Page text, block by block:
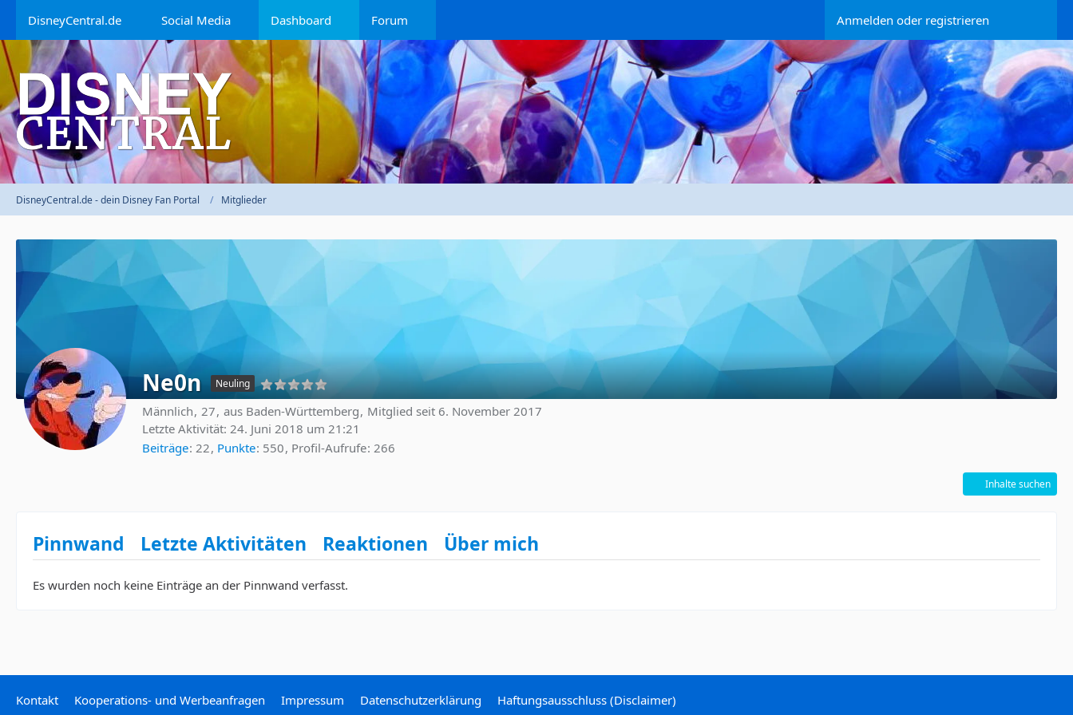
DisneyCentral.de Social Media Dashboard Forum Anmelden oder registrieren
DisneyCentral.de - dein Disney Fan Portal Mitglieder
Ne0n Neuling
Männlich 27 aus Baden-Württemberg Mitglied seit 6. November 2017
Letzte Aktivität: 24. Juni 2018 um 21:21
Beiträge 22 Punkte 550 Profil-Aufrufe 266
Inhalte suchen
Pinnwand Letzte Aktivitäten Reaktionen Über mich
Es wurden noch keine Einträge an der Pinnwand verfasst.
Kontakt Kooperations- und Werbeanfragen Impressum Datenschutzerklärung Haftungsausschluss (Disclaimer)